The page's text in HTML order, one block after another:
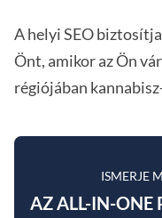
A helyi SEO
Önt, amikor az Ön
régiójában
ISMERJE
AZ ALL-IN-ONE